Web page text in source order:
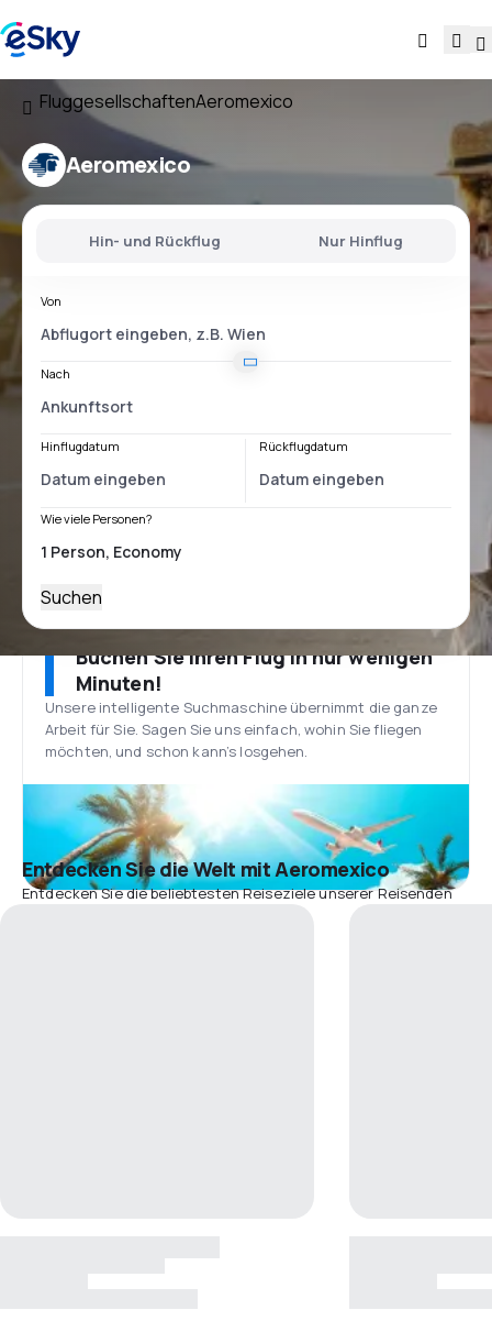
FluggesellschaftenAeromexico
Aeromexico
Hin- und Rückflug Nur Hinflug
Von
Nach
Hinflugdatum Rückflugdatum
Wie viele Personen?
Suchen
Buchen Sie Ihren Flug in nur wenigen
Minuten!
Unsere intelligente Suchmaschine übernimmt die ganze
Arbeit für Sie. Sagen Sie uns einfach, wohin Sie fliegen
möchten, und schon kann’s losgehen.
Entdecken Sie die Welt mit Aeromexico
Entdecken Sie die beliebtesten Reiseziele unserer Reisenden